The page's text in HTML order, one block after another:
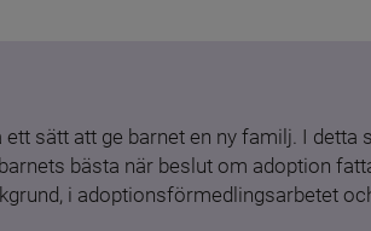
sätt att ge barnet en ny familj. I
bästa när beslut om adoption
i adoptionsförmedlingsarbetet